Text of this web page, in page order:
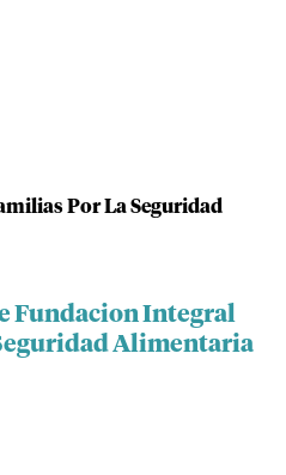
Por La Seguridad
Fundacion Integral
Alimentaria